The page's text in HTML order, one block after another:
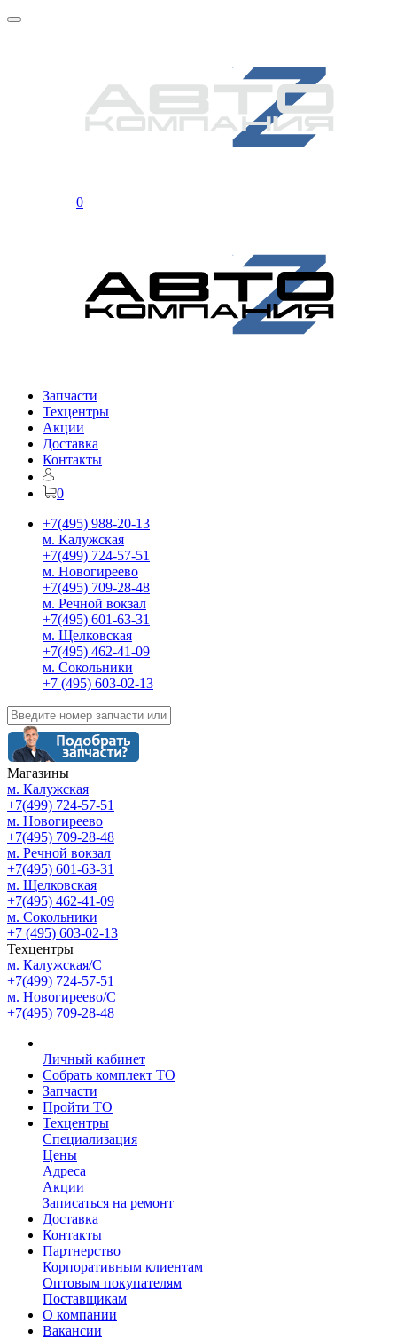
0
Запчасти
Техцентры
Акции
Доставка
Контакты
0
+7(495) 988-20-13
м. Калужская
+7(499) 724-57-51
м. Новогиреево
+7(495) 709-28-48
м. Речной вокзал
+7(495) 601-63-31
м. Щелковская
+7(495) 462-41-09
м. Сокольники
+7 (495) 603-02-13
Магазины
м. Калужская
+7(499) 724-57-51
м. Новогиреево
+7(495) 709-28-48
м. Речной вокзал
+7(495) 601-63-31
м. Щелковская
+7(495) 462-41-09
м. Сокольники
+7 (495) 603-02-13
Техцентры
м. Калужская/С
+7(499) 724-57-51
м. Новогиреево/С
+7(495) 709-28-48
Личный кабинет
Собрать комплект ТО
Запчасти
Пройти ТО
Техцентры
Специализация
Цены
Адреса
Акции
Записаться на ремонт
Доставка
Контакты
Партнерство
Корпоративным клиентам
Оптовым покупателям
Поставщикам
О компании
Вакансии